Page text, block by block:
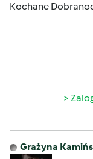
Kochane
Grażyna